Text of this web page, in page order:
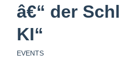
â€“ der
KI“
EVENTS